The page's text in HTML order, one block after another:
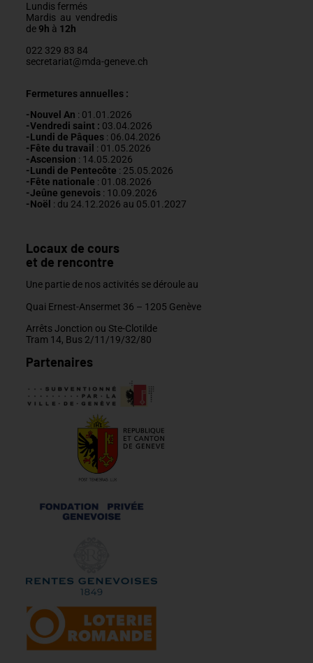
Lundis fermés
Mardis au vendredis
de9h à 12h
022 329 83 84
secretariat@mda-geneve.ch
Fermetures annuelles :
-Nouvel An : 01.01.2026
-Vendredi saint : 03.04.2026
-Lundi de Pâques: 06.04.2026
-Fête du travail : 01 .05.2026
-Ascension : 14.05.2026
-Lundi de Pentecôte : 25.05.2026
-Fête nationale : 01.08.2026
-Jeûne genevois: 10.09.2026
-Noël : du 24.12.2026 au 05.01.2027
Locaux de cours
et de rencontre
Une partie de nos activités se déroule au
Quai Ernest-Ansermet 36 – 1205 Genève
Arrêts Jonction ou Ste-Clotilde
Tram 14, Bus 2/11/19/32/80
Partenaires